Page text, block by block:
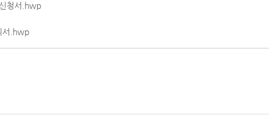
청서.hwp
서.hwp